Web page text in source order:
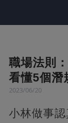
職場法則
看懂5個潛
2023/06/20
小林做事